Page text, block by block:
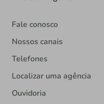
Fale conosco
Nossos canais
Telefones
Localizar uma agência
Ouvidoria